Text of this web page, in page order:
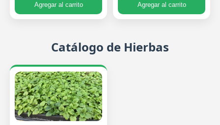
Agregar al carrito Agregar al carrito
Catálogo de Hierbas